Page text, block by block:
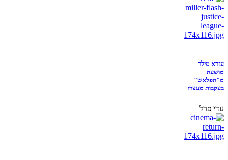
עזרא מילר
מושעה
מ"הפלאש"
בעקבות מעצרו
עדי פרל